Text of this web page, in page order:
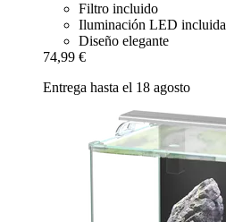
Filtro incluido
Iluminación LED incluida
Diseño elegante
74,99 €
Entrega hasta el 18 agosto